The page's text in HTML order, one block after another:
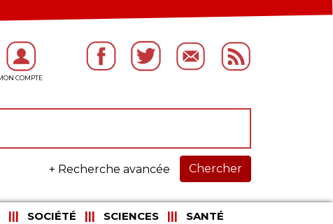
Chercher
+ Recherche avancée
SOCIÉTÉ SCIENCES SANTÉ